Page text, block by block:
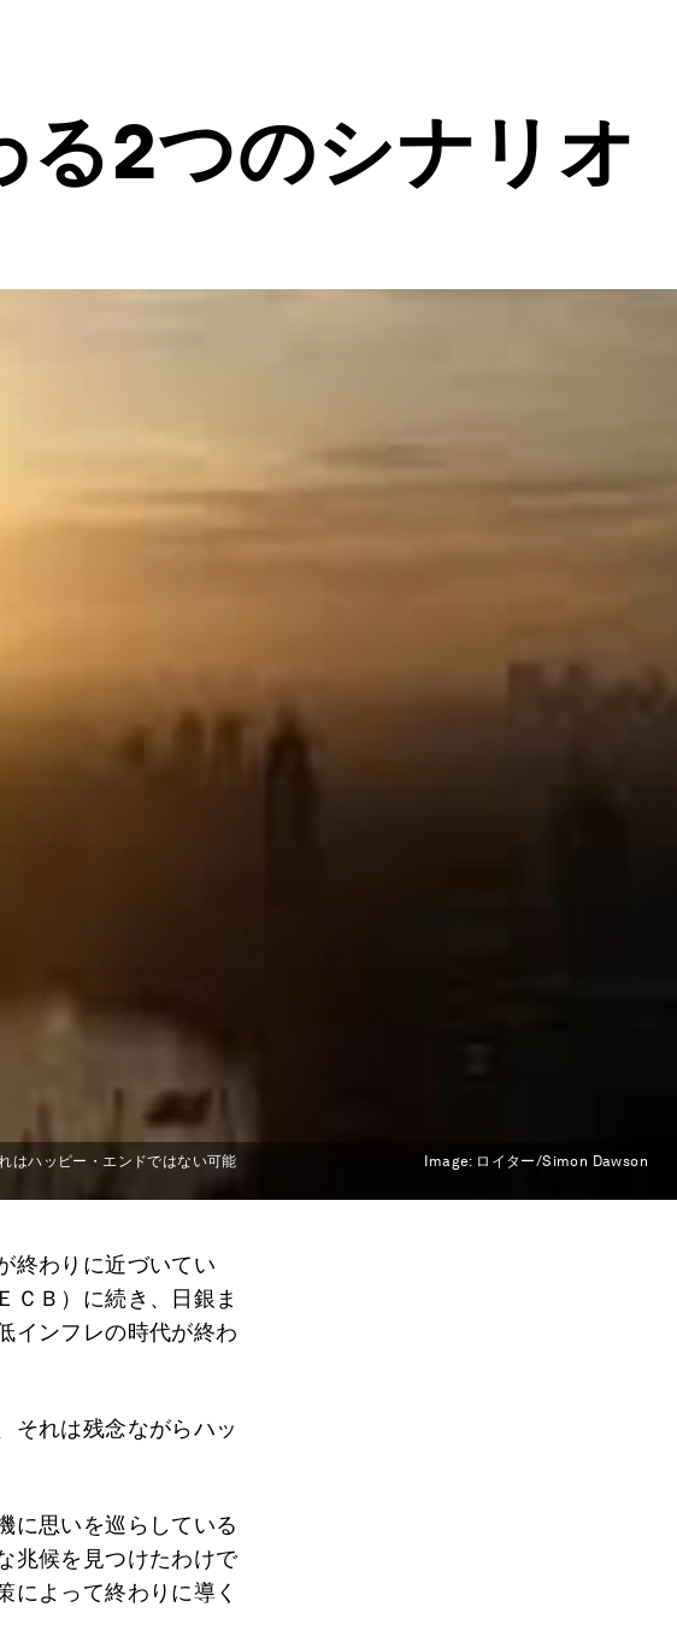
る2つのシナリオ
はハッピー・エンドではない可能
Image: ロイター/Simon Dawson
終わりに近づいてい
ＣＢ）に続き、日銀ま
インフレの時代が終わ
それは残念ながらハッ
に思いを巡らしている
兆候を見つけたわけで
によって終わりに導く